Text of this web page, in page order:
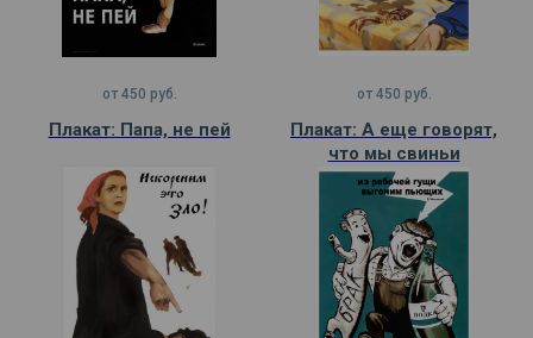
от 450 руб.
Плакат: Папа, не пей
от 450 руб.
Плакат: А еще говорят,
что мы свиньи